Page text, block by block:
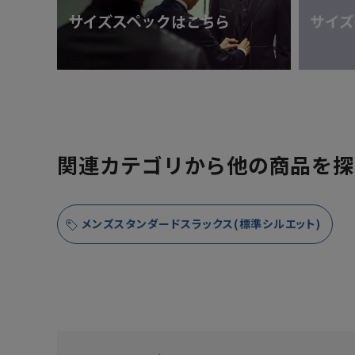
関連カテゴリから他の商品を
メンズスタンダードスラックス(標準シルエット)